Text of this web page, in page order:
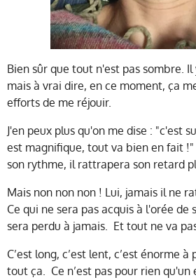
Bien sûr que tout n'est pas sombre.
mais à vrai dire, en ce moment, ça
efforts de me réjouir.
J'en peux plus qu'on me dise : "c'est
est magnifique, tout va bien en fait
son rythme, il rattrapera son retard
Mais non non non ! Lui, jamais il ne
Ce qui ne sera pas acquis à l'orée de
sera perdu à jamais. Et tout ne va
C’est long, c’est lent, c’est énorme
tout ça. Ce n’est pas pour rien qu'un